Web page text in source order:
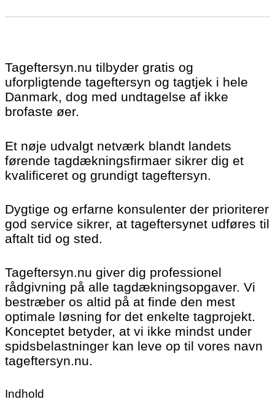
Tageftersyn.nu tilbyder gratis og
uforpligtende tageftersyn og tagtjek i hele
Danmark, dog med undtagelse af ikke
brofaste øer.
Et nøje udvalgt netværk blandt landets
førende tagdækningsfirmaer sikrer dig et
kvalificeret og grundigt tageftersyn.
Dygtige og erfarne konsulenter der prioriterer
god service sikrer, at tageftersynet udføres til
aftalt tid og sted.
Tageftersyn.nu giver dig professionel
rådgivning på alle tagdækningsopgaver. Vi
bestræber os altid på at finde den mest
optimale løsning for det enkelte tagprojekt.
Konceptet betyder, at vi ikke mindst under
spidsbelastninger kan leve op til vores navn
tageftersyn.nu.
Indhold